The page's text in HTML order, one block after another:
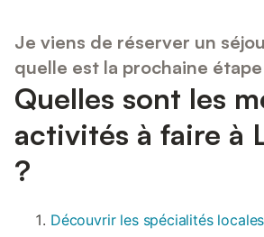
Je viens de réserver un
quelle est la prochaine
Quelles sont les
activités à faire à
?
Découvrir les spécialités locales